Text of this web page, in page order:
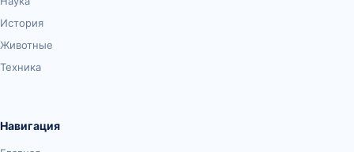
История
Животные
Техника
Навигация